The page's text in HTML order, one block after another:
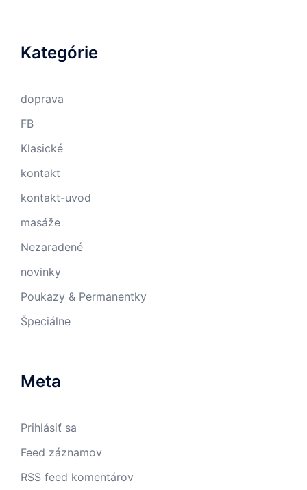
Kategórie
doprava
FB
Klasické
kontakt
kontakt-uvod
masáže
Nezaradené
novinky
Poukazy & Permanentky
Špeciálne
Meta
Prihlásiť sa
Feed záznamov
RSS feed komentárov